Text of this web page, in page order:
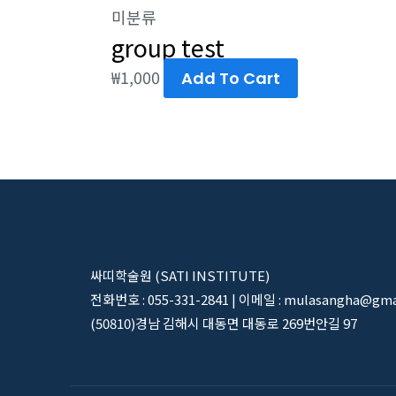
미분류
group test
₩1,000 Add To Cart
싸띠학술원 (SATI INSTITUTE)
전화번호 : 055-331-2841 | 이메일 :
(50810)경남 김해시 대동면 대동로 269번안길 97